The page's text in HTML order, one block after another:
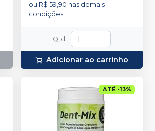
ou R$ 59,90 nas demais
condições
Qtd :
Adicionar ao carrinho
ATÉ -13%